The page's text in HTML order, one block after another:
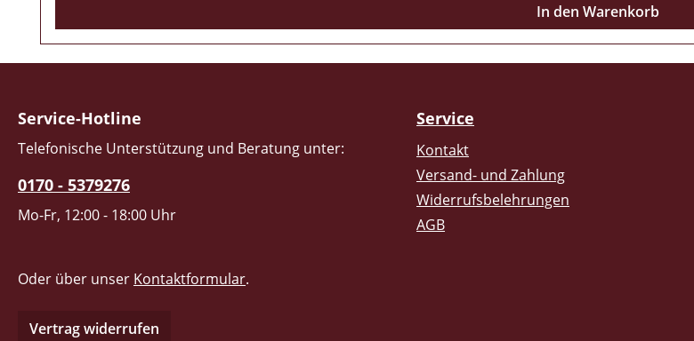
In den Warenkorb
Service-Hotline
Telefonische Unterstützung und Beratung unter:
0170 - 5379276
Mo-Fr, 12:00 - 18:00 Uhr
Oder über unser Kontaktformular.
Vertrag widerrufen
Service
Kontakt
Versand- und Zahlung
Widerrufsbelehrungen
AGB